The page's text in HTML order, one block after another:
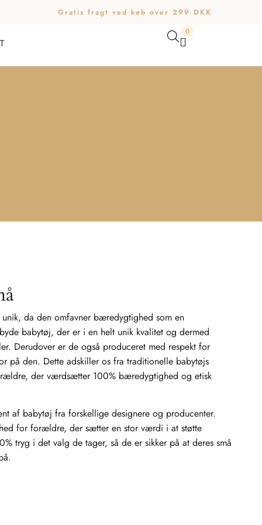
Gratis fragt ved køb over 299 DKK
0
da den omfavner bæredygtighed som en
babytøj, der er i en helt unik kvalitet og dermed
Derudover er de også produceret med respekt for
på den. Dette adskiller os fra traditionelle babytøjs
der værdsætter 100% bæredygtighed og etisk
af babytøj fra forskellige designere og producenter.
for forældre, der sætter en stor værdi i at støtte
tryg i det valg de tager, så de er sikker på at deres små